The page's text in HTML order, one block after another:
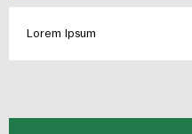
P19
Lorem Ipsum